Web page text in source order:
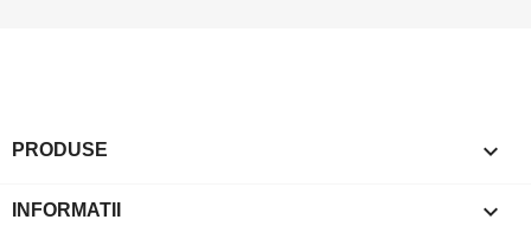
PRODUSE 
INFORMATII 